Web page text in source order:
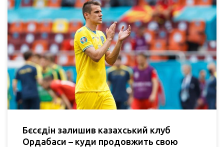
Бєсєдін залишив казахський клуб
Ордабаси – куди продовжить свою